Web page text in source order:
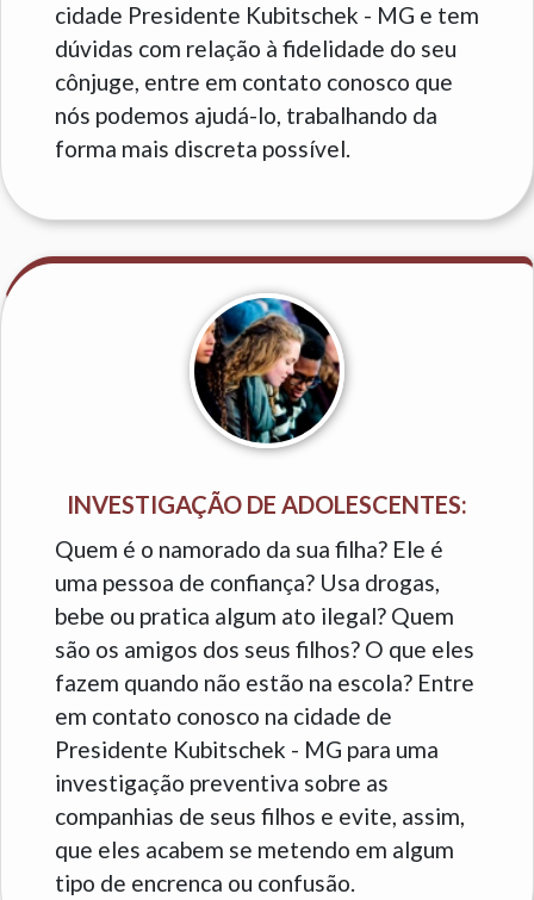
cidade Presidente Kubitschek - MG e tem
dúvidas com relação à fidelidade do seu
cônjuge, entre em contato conosco que
nós podemos ajudá-lo, trabalhando da
forma mais discreta possível.
INVESTIGAÇÃO DE ADOLESCENTES:
Quem é o namorado da sua filha? Ele é
uma pessoa de confiança? Usa drogas,
bebe ou pratica algum ato ilegal? Quem
são os amigos dos seus filhos? O que eles
fazem quando não estão na escola? Entre
em contato conosco na cidade de
Presidente Kubitschek - MG para uma
investigação preventiva sobre as
companhias de seus filhos e evite, assim,
que eles acabem se metendo em algum
tipo de encrenca ou confusão.